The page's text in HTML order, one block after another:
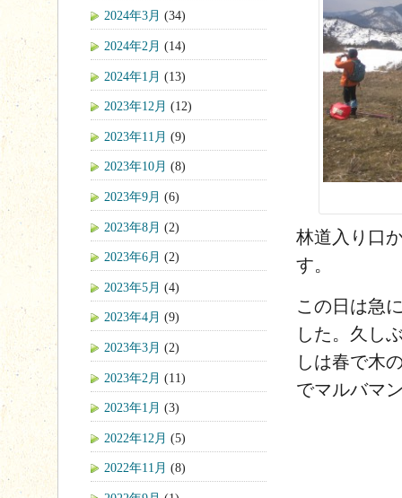
林道入り口
す。
この日は急
した。久し
しは春で木
でマルバマ
2024年3月 (34)
2024年2月 (14)
2024年1月 (13)
2023年12月 (12)
2023年11月 (9)
2023年10月 (8)
2023年9月 (6)
2023年8月 (2)
2023年6月 (2)
2023年5月 (4)
2023年4月 (9)
2023年3月 (2)
2023年2月 (11)
2023年1月 (3)
2022年12月 (5)
2022年11月 (8)